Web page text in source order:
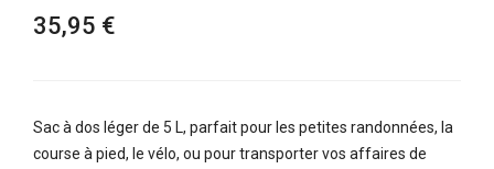
35,95 €
Sac à dos léger de 5 L, parfait pour les petites randonnées, la
course à pied, le vélo, ou pour transporter vos affaires de